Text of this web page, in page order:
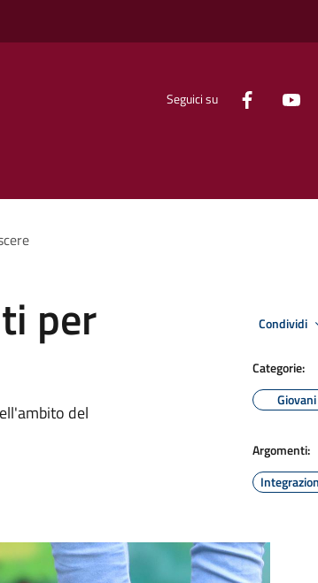
Seguici su
per
del
Condividi
Categorie:
Giovani
Argomenti: